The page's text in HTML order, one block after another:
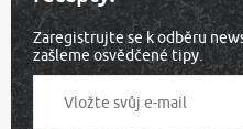
Zaregistrujte se k odběru
zašleme osvědčené tipy.